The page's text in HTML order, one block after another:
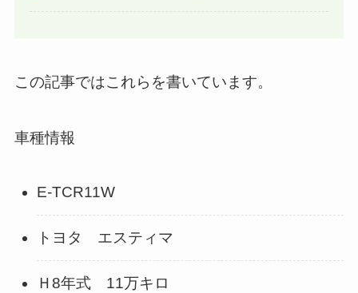
この記事ではこれらを書いています。
車種情報
E-TCR11W
トヨタ エスティマ
Ｈ8年式 11万キロ